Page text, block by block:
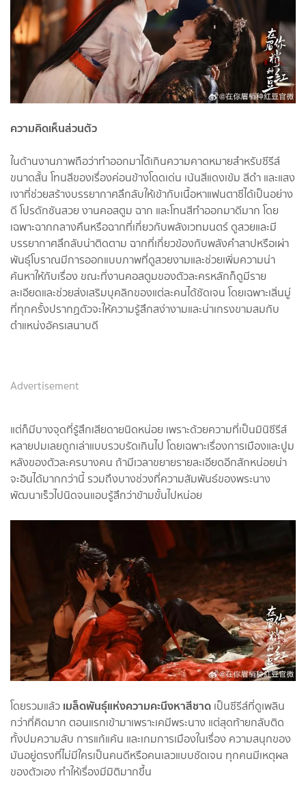
ความคิดเห็นส่วนตัว
ในด้านงานภาพถือว่าทำออกมาได้เกินความคาดหมายสำหรับซีรีส์
ขนาดสั้น โทนสีของเรื่องค่อนข้างโดดเด่น เน้นสีแดงเข้ม สีดำ และแสง
เงาที่ช่วยสร้างบรรยากาศลึกลับให้เข้ากับเนื้อหาแฟนตาซีได้เป็นอย่าง
ดี โปรดักชันสวย งานคอสตูม ฉาก และโทนสีทำออกมาดีมาก โดย
เฉพาะฉากกลางคืนหรือฉากที่เกี่ยวกับพลังเวทมนตร์ ดูสวยและมี
บรรยากาศลึกลับน่าติดตาม ฉากที่เกี่ยวข้องกับพลังคำสาปหรือเผ่า
พันธุ์โบราณมีการออกแบบภาพที่ดูสวยงามและช่วยเพิ่มความน่า
ค้นหาให้กับเรื่อง ขณะที่งานคอสตูมของตัวละครหลักก็ดูมีราย
ละเอียดและช่วยส่งเสริมบุคลิกของแต่ละคนได้ชัดเจน โดยเฉพาะเสิ่นมู่
ที่ทุกครั้งปรากฏตัวจะให้ความรู้สึกสง่างามและน่าเกรงขามสมกับ
ตำแหน่งอัครเสนาบดี
Advertisement
แต่ก็มีบางจุดที่รู้สึกเสียดายนิดหน่อย เพราะด้วยความที่เป็นมินิซีรีส์
หลายปมเลยถูกเล่าแบบรวบรัดเกินไป โดยเฉพาะเรื่องการเมืองและปูม
หลังของตัวละครบางคน ถ้ามีเวลาขยายรายละเอียดอีกสักหน่อยน่า
จะอินได้มากกว่านี้ รวมถึงบางช่วงที่ความสัมพันธ์ของพระนาง
พัฒนาเร็วไปนิดจนแอบรู้สึกว่าข้ามขั้นไปหน่อย
โดยรวมแล้ว เมล็ดพันธุ์แห่งความคะนึงหาสีชาด เป็นซีรีส์ที่ดูเพลิน
กว่าที่คิดมาก ตอนแรกเข้ามาเพราะเคมีพระนาง แต่สุดท้ายกลับติด
ทั้งปมความลับ การแก้แค้น และเกมการเมืองในเรื่อง ความสนุกของ
มันอยู่ตรงที่ไม่มีใครเป็นคนดีหรือคนเลวแบบชัดเจน ทุกคนมีเหตุผล
ของตัวเอง ทำให้เรื่องมีมิติมากขึ้น